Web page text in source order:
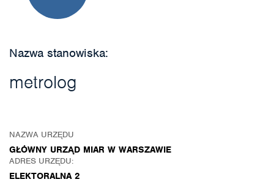
Nazwa stanowiska:
metrolog
NAZWA URZĘDU
GŁÓWNY URZĄD MIAR W WARSZAWIE
ADRES URZĘDU:
ELEKTORALNA 2